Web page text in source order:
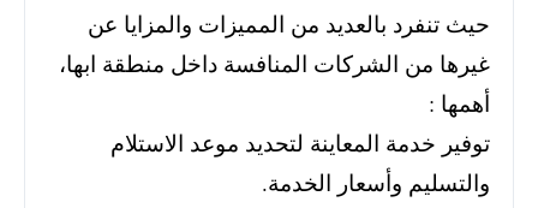
حيث تنفرد بالعديد من المميزات والمزايا عن
غيرها من الشركات المنافسة داخل منطقة ابها،
أهمها :
توفير خدمة المعاينة لتحديد موعد الاستلام
والتسليم وأسعار الخدمة.